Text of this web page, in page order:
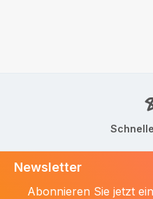
Newsletter
Abonnieren Sie jetzt